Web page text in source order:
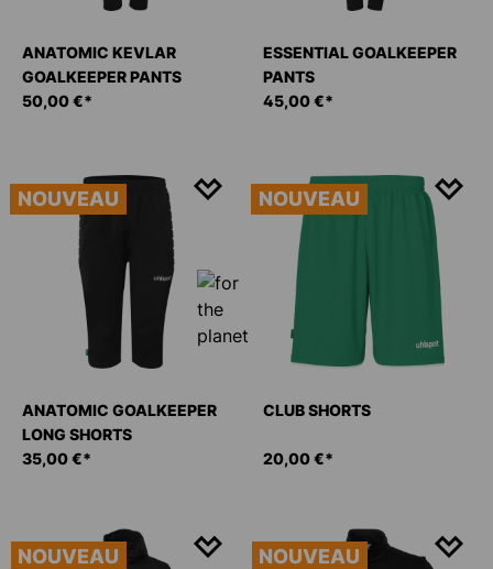
ANATOMIC KEVLAR
GOALKEEPER PANTS
50,00 €*
ESSENTIAL GOALKEEPER
PANTS
45,00 €*
NOUVEAU
ANATOMIC GOALKEEPER
LONG SHORTS
35,00 €*
NOUVEAU
CLUB SHORTS
20,00 €*
NOUVEAU NOUVEAU